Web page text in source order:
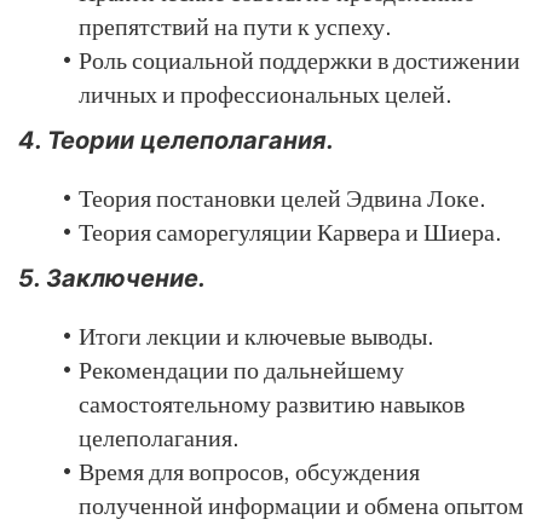
препятствий на пути к успеху.
Роль социальной поддержки в достижении
личных и профессиональных целей.
4. Теории целеполагания.
Теория постановки целей Эдвина Локе.
Теория саморегуляции Карвера и Шиера.
5. Заключение.
Итоги лекции и ключевые выводы.
Рекомендации по дальнейшему
самостоятельному развитию навыков
целеполагания.
Время для вопросов, обсуждения
полученной информации и обмена опытом